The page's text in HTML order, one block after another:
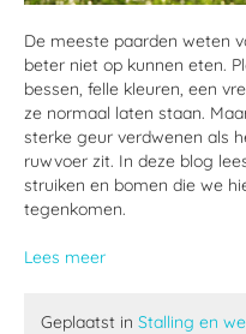
De meeste paarden weten
beter niet op kunnen eten.
bessen, felle kleuren, een
ze normaal laten staan.
sterke geur verdwenen als
ruwvoer zit. In deze blog
struiken en bomen die we
tegenkomen.
Lees meer
Geplaatst in Stalling en